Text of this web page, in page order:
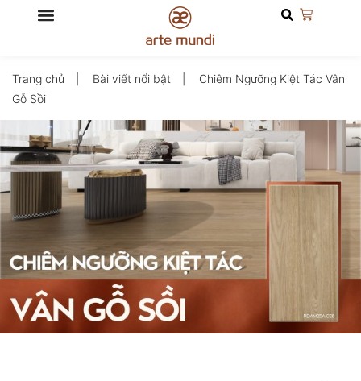
Trang chủ Bài viết nổi bật
Chiêm Ngưỡng Kiệt Tác Vân
Gỗ Sồi